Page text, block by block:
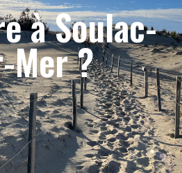
à Soulac-
Mer ?